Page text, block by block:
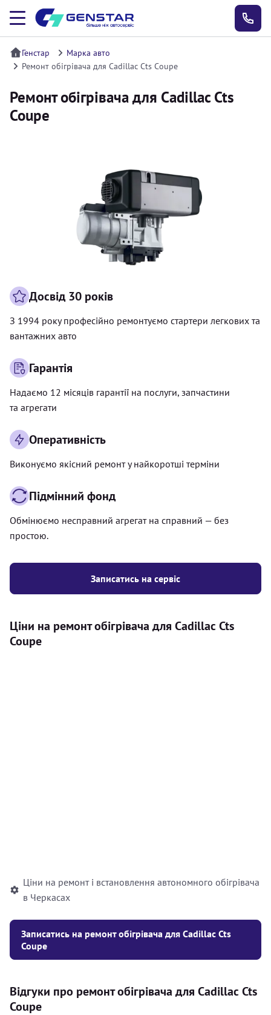
Генстар
Марка авто
Ремонт обігрівача для Cadillac Cts Coupe
Ремонт обігрівача для Cadillac Cts
Coupe
Записатись на сервіс
Досвід 30 років
З 1994 року професійно ремонтуємо стартери легкових та
вантажних авто
Гарантія
Надаємо 12 місяців гарантії на послуги, запчастини
та агрегати
Оперативність
Виконуємо якісний ремонт у найкоротші терміни
Підмінний фонд
Обмінюємо несправний агрегат на справний — без
простою.
Ціни на ремонт обігрівача для Cadillac Cts
Coupe
Ціни на ремонт і встановлення автономного обігрівача
в Черкасах
Записатись на ремонт обігрівача для Cadillac Cts
Coupe
Відгуки про ремонт обігрівача для Cadillac Cts
Coupe